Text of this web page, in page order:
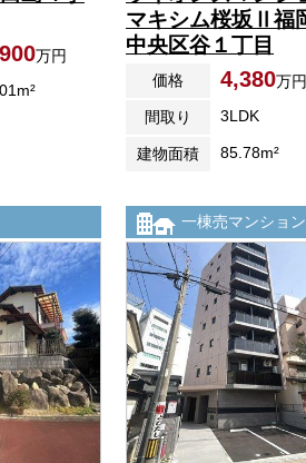
万円
マキシム桜坂Ⅱ福
中央区谷１丁目
価格 4,380万円
間取り
3LDK
建物面積 85.78m²
一棟売マンション